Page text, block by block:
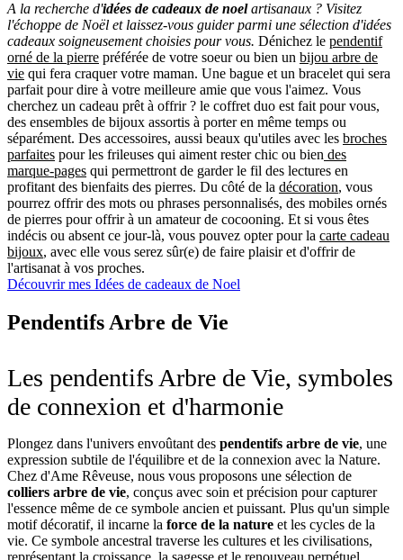
A la recherche d'idées de cadeaux de noelartisanaux ? Visitez
l'échoppe de Noël et laissez-vous guider parmi une sélection d'idées
cadeaux soigneusement choisies pour vous. Dénichez le pendentif
orné de la pierre préférée de votre soeur ou bien un bijou arbre de
vie qui fera craquer votre maman. Une bague et un bracelet qui sera
parfait pour dire à votre meilleure amie que vous l'aimez. Vous
cherchez un cadeau prêt à offrir ? le coffret duo est fait pour vous,
des ensembles de bijoux assortis à porter en même temps ou
séparément. Des accessoires, aussi beaux qu'utiles avec les broches
parfaites pour les frileuses qui aiment rester chic ou bien des
marque-pages qui permettront de garder le fil des lectures en
profitant des bienfaits des pierres. Du côté de la décoration, vous
pourrez offrir des mots ou phrases personnalisés, des mobiles ornés
de pierres pour offrir à un amateur de cocooning. Et si vous êtes
indécis ou absent ce jour-là, vous pouvez opter pour la carte cadeau
bijoux, avec elle vous serez sûr(e) de faire plaisir et d'offrir de
l'artisanat à vos proches.
Découvrir mes Idées de cadeaux de Noel
Pendentifs Arbre de Vie
Les pendentifs Arbre de Vie, symboles
de connexion et d'harmonie
Plongez dans l'univers envoûtant des pendentifs arbre de vie, une
expression subtile de l'équilibre et de la connexion avec la Nature.
Chez d'Ame Rêveuse, nous vous proposons une sélection de
colliers arbre de vie, conçus avec soin et précision pour capturer
l'essence même de ce symbole ancien et puissant. Plus qu'un simple
motif décoratif, il incarne la force de la nature et les cycles de la
vie. Ce symbole ancestral traverse les cultures et les civilisations,